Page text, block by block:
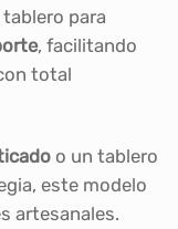
para
, facilitando
total
o un tablero
este modelo
artesanales.